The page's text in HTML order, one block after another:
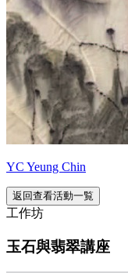
YC Yeung Chin
返回查看活動一覧
工作坊
玉石與翡翠講座